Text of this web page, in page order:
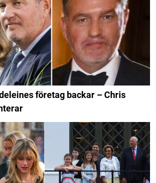
företag backar – Chris